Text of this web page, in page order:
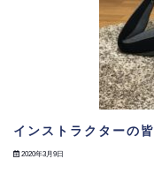
インストラクターの
2020年3月9日